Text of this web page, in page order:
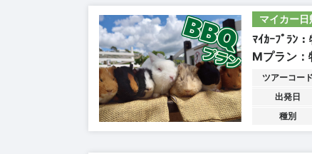
マイカー日
ﾏｲｶｰﾌﾟﾗﾝ
Mプラン：
ツアーコード
出発日
種別